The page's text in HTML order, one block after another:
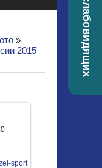
»
2015
sport